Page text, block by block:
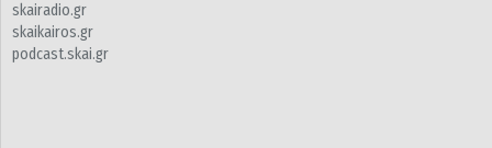
skairadio.gr
skaikairos.gr
podcast.skai.gr